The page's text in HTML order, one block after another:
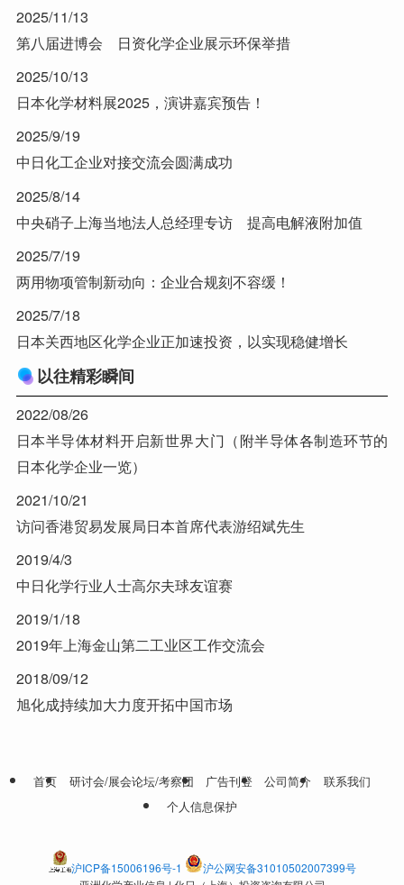
2025/11/13
第八届进博会 日资化学企业展示环保举措
2025/10/13
日本化学材料展2025，演讲嘉宾预告！
2025/9/19
中日化工企业对接交流会圆满成功
2025/8/14
中央硝子上海当地法人总经理专访 提高电解液附加值
2025/7/19
两用物项管制新动向：企业合规刻不容缓！
2025/7/18
日本关西地区化学企业正加速投资，以实现稳健增长
以往精彩瞬间
2022/08/26
日本半导体材料开启新世界大门（附半导体各制造环节的
日本化学企业一览）
2021/10/21
访问香港贸易发展局日本首席代表游绍斌先生
2019/4/3
中日化学行业人士高尔夫球友谊赛
2019/1/18
2019年上海金山第二工业区工作交流会
2018/09/12
旭化成持续加大力度开拓中国市场
首页 研讨会/展会论坛/考察团 广告刊登 公司简介
联系我们
个人信息保护
沪ICP备15006196号-1
沪公网安备31010502007399号